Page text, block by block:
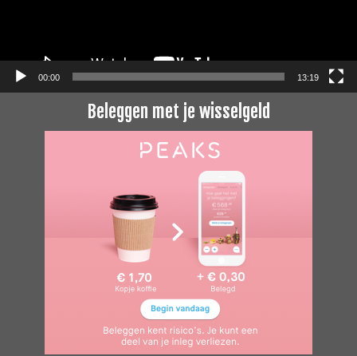
00:00 13:19
Beleggen met je wisselgeld